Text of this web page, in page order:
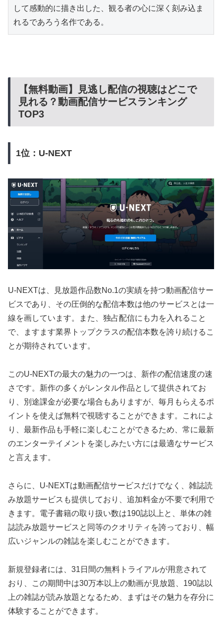
して感動的に描き出した、観る者の心に深く刻み込ま
れるであろう名作である。
【無料動画】見逃し配信の視聴はどこで
見れる？動画配信サービスランキング
TOP3
1位：U-NEXT
U-NEXTは、見放題作品数No.1の実績を持つ動画配信サー
ビスであり、その圧倒的な配信本数は他のサービスとは一
線を画しています。また、独占配信にも力を入れること
で、ますます業界トップクラスの配信本数を誇り続けるこ
とが期待されています。
このU-NEXTの最大の魅力の一つは、新作の配信速度の速
さです。新作の多くがレンタル作品として提供されてお
り、別途課金が必要な場合もありますが、毎月もらえるポ
イントを使えば無料で視聴することができます。これによ
り、最新作品も手軽に楽しむことができるため、常に最新
のエンターテイメントを楽しみたい方には最適なサービス
と言えます。
さらに、U-NEXTは動画配信サービスだけでなく、雑誌読
み放題サービスも提供しており、追加料金が不要で利用で
きます。電子書籍の取り扱い数は190誌以上と、単体の雑
誌読み放題サービスと同等のクオリティを誇っており、幅
広いジャンルの雑誌を楽しむことができます。
新規登録者には、31日間の無料トライアルが用意されて
おり、この期間中は30万本以上の動画が見放題、190誌以
上の雑誌が読み放題となるため、まずはその魅力を存分に
体験することができます。